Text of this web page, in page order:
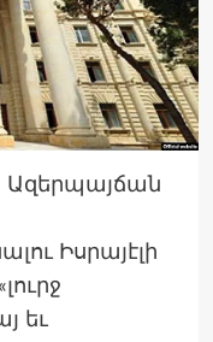
Ազերպայճան
Իսրայէլի
եւ